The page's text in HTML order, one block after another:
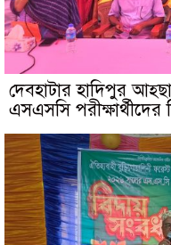
দেবহাটার হাদিপুর
এসএসসি পরীক্ষার্থীদের